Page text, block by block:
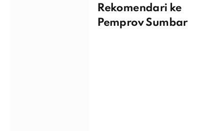
Rekomendari ke
Pemprov Sumbar